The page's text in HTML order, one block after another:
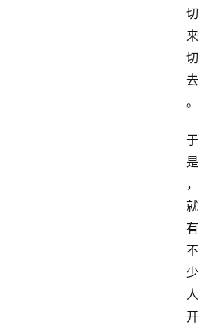
切
来
切
去
。
于
是
，
就
有
不
少
人
开